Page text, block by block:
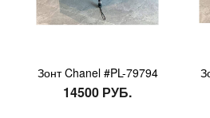
Зонт Chanel #PL-79794
14500 РУБ.